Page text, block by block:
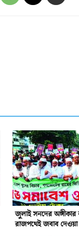
জুলাই সনদের অঙ্গীকার
রাজপথেই জবাব দেওয়া